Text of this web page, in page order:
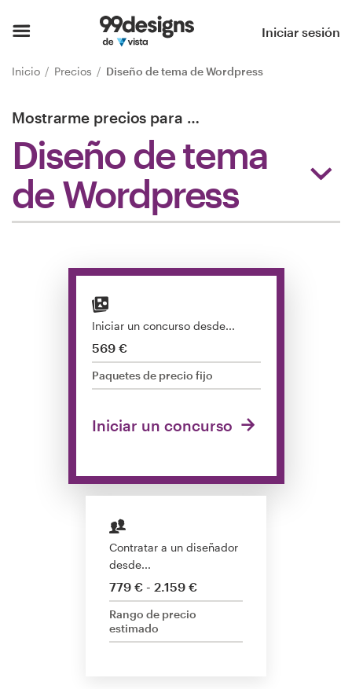
Iniciar sesión
Inicio Precios Diseño de tema de Wordpress
Mostrarme precios para …
Diseño de tema
de Wordpress
Iniciar un concurso desde...
569 €
Paquetes de precio fijo
Iniciar un concurso
Contratar a un diseñador
desde...
779 € - 2.159 €
Rango de precio
estimado
Explorar categorías
Encontrar un diseñador
Inspiración
Concursos de diseño
Descubra la inspiración
99designs Studio